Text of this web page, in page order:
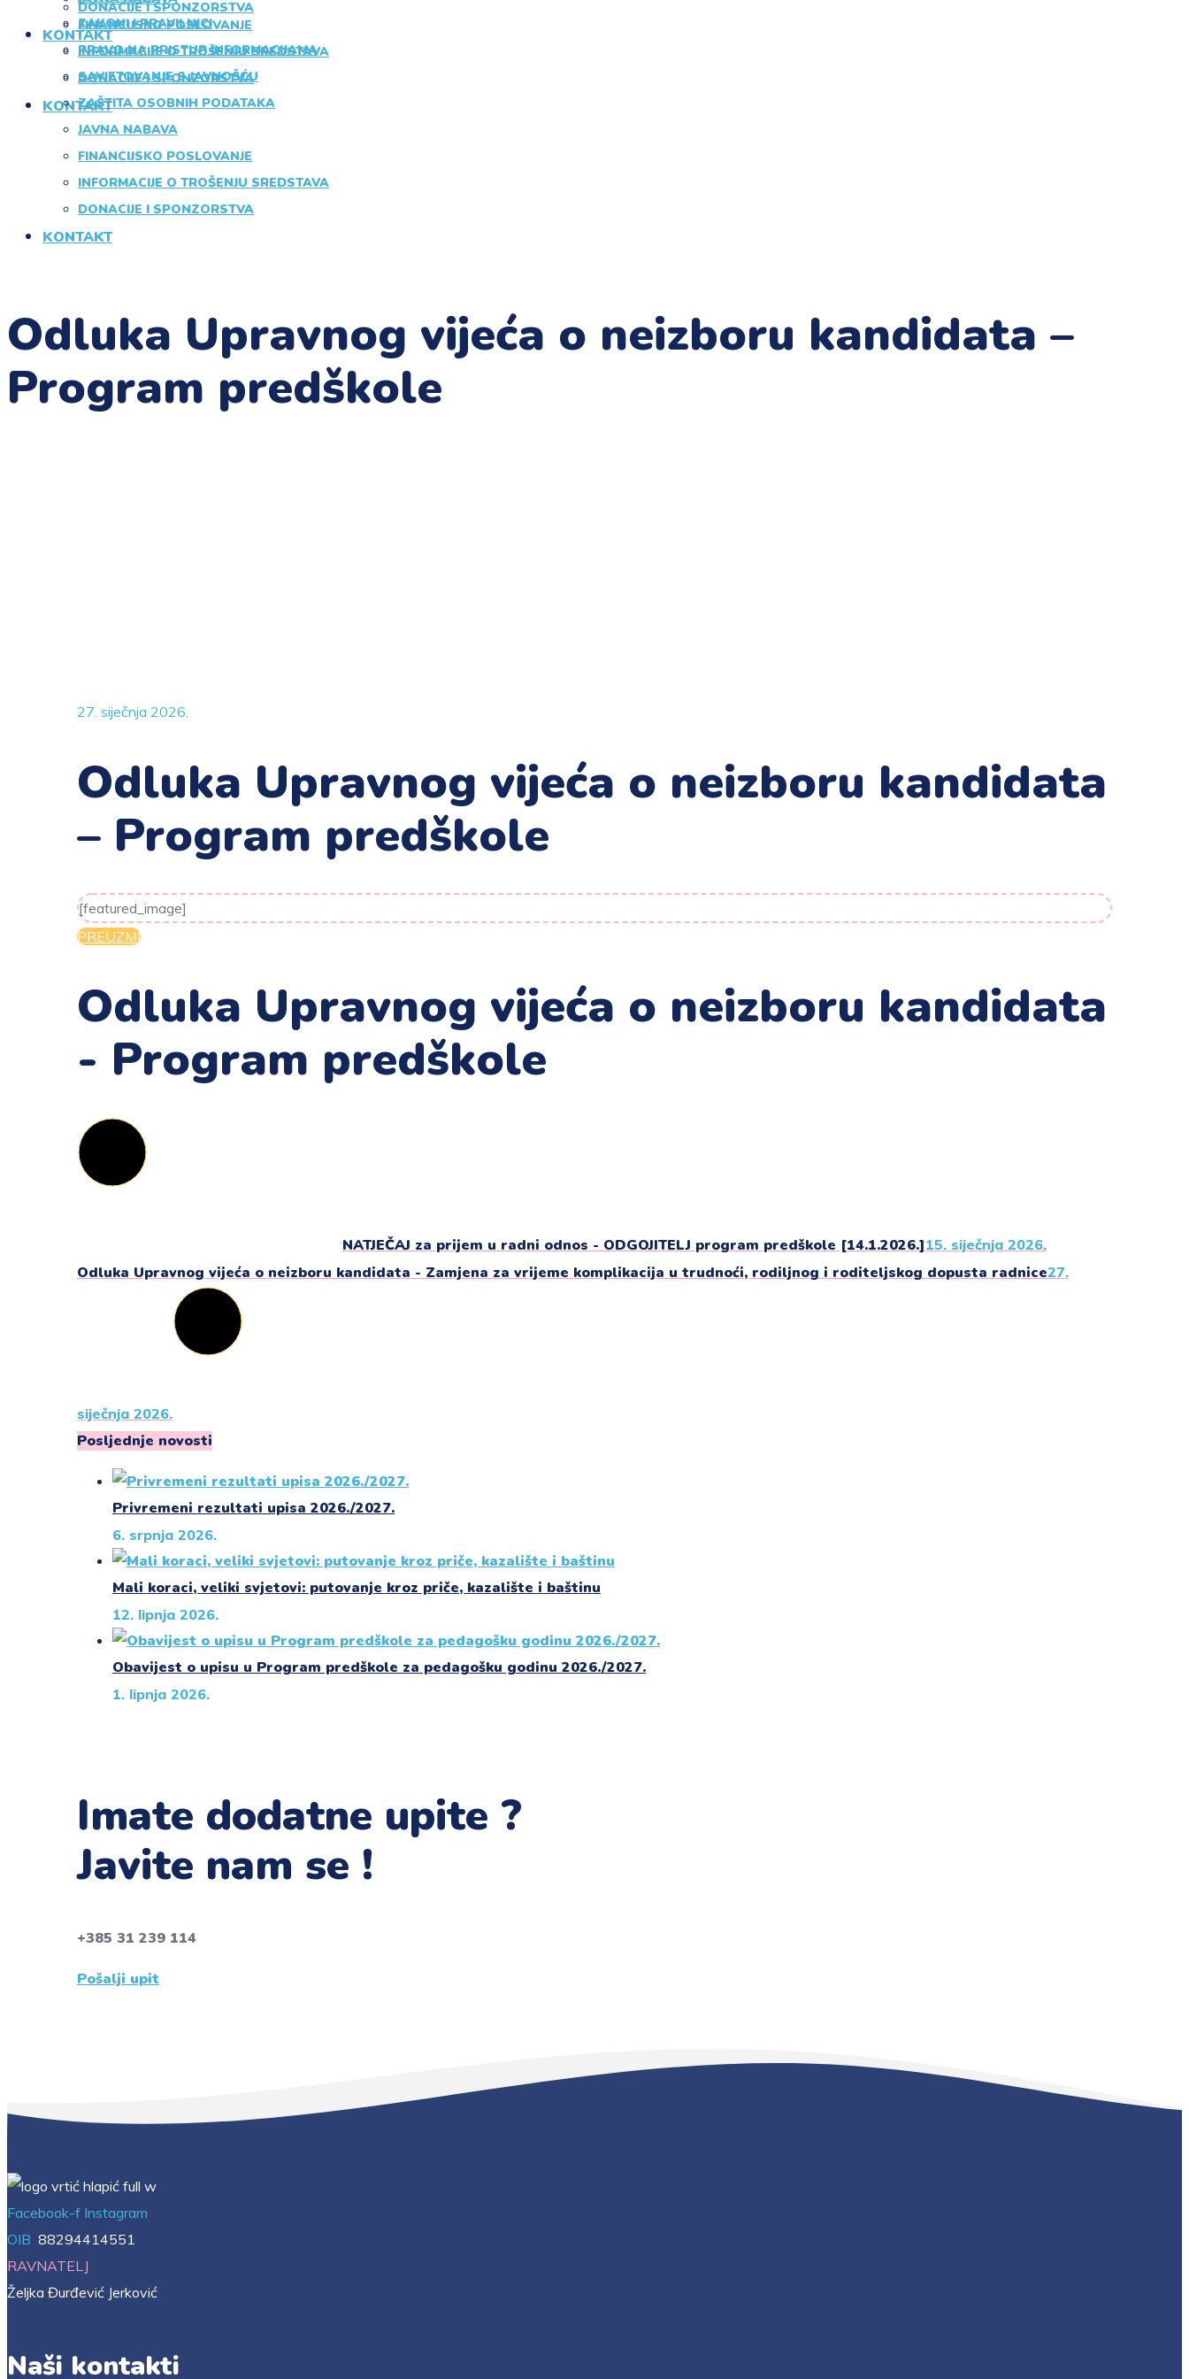
DONACIJE I SPONZORSTVA
KONTAKT
FINANCIJSKO POSLOVANJE
INFORMACIJE O TROŠENJU SREDSTAVA
DONACIJE I SPONZORSTVA
KONTAKT
ZAKONI I PRAVILNICI
PRAVO NA PRISTUP INFORMACIJAMA
SAVJETOVANJE S JAVNOŠĆU
ZAŠTITA OSOBNIH PODATAKA
JAVNA NABAVA
FINANCIJSKO POSLOVANJE
INFORMACIJE O TROŠENJU SREDSTAVA
DONACIJE I SPONZORSTVA
KONTAKT
Odluka Upravnog vijeća o neizboru kandidata –
Program predškole
27. siječnja 2026.
Odluka Upravnog vijeća o neizboru kandidata
– Program predškole
[featured_image]
PREUZMI
Odluka Upravnog vijeća o neizboru kandidata
- Program predškole
NATJEČAJ za prijem u radni odnos - ODGOJITELJ program predškole [14.1.2026.]15. siječnja 2026.
Odluka Upravnog vijeća o neizboru kandidata - Zamjena za vrijeme komplikacija u trudnoći, rodiljnog i roditeljskog dopusta radnice27.
siječnja 2026.
Posljednje novosti
Privremeni rezultati upisa 2026./2027.
6. srpnja 2026.
Mali koraci, veliki svjetovi: putovanje kroz priče, kazalište i baštinu
12. lipnja 2026.
Obavijest o upisu u Program predškole za pedagošku godinu 2026./2027.
1. lipnja 2026.
Imate dodatne upite ?
Javite nam se !
+385 31 239 114
Pošalji upit
Facebook-f Instagram
OIB 88294414551
RAVNATELJ
Željka Đurđević Jerković
Naši kontakti